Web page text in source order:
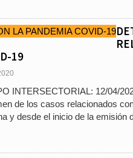
19
INTERSECTORIAL: 12/04/
de los casos relacionados
y desde el inicio de la emisión